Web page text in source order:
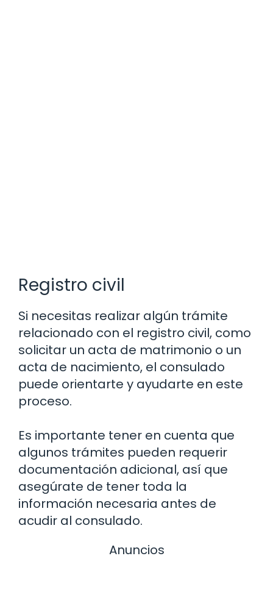
Registro civil
Si necesitas realizar algún trámite
relacionado con el registro civil, como
solicitar un acta de matrimonio o un
acta de nacimiento, el consulado
puede orientarte y ayudarte en este
proceso.
Es importante tener en cuenta que
algunos trámites pueden requerir
documentación adicional, así que
asegúrate de tener toda la
información necesaria antes de
acudir al consulado.
Anuncios